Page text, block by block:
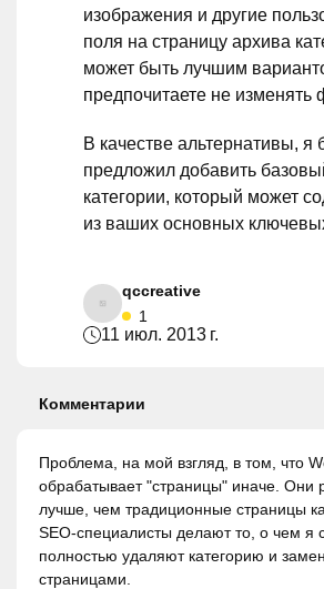
изображения и другие
поля на страницу архива
может быть лучшим
предпочитаете не
В качестве альтернативы, я
предложил добавить
категории, который может
из ваших основных
qccreative
1
11 июл. 2013 г.
Комментарии
Проблема, на мой взгляд, в том, что
обрабатывает "страницы" иначе. Они
лучше, чем традиционные страницы
SEO-специалисты делают то, о чем
полностью удаляют категорию и
страницами.